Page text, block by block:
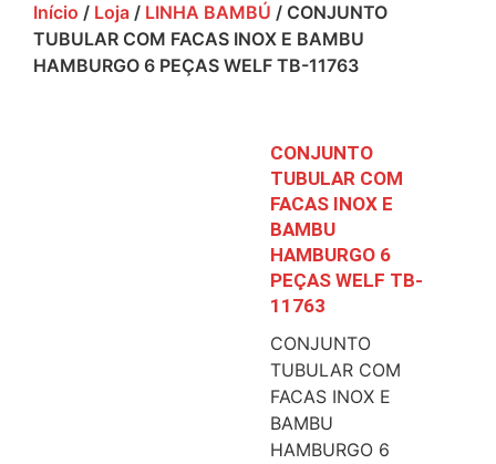
Início / Loja / LINHA BAMBÚ / CONJUNTO
TUBULAR COM FACAS INOX E BAMBU
HAMBURGO 6 PEÇAS WELF TB-11763
CONJUNTO
TUBULAR COM
FACAS INOX E
BAMBU
HAMBURGO 6
PEÇAS WELF TB-
11763
CONJUNTO
TUBULAR COM
FACAS INOX E
BAMBU
HAMBURGO 6